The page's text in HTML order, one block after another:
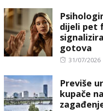
dijeli pet
gotova
Posted
31/07/2026
Previše
kupače